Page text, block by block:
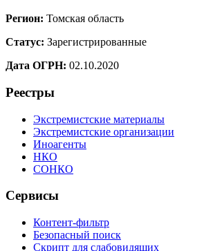
Регион: Томская область
Статус: Зарегистрированные
Дата ОГРН: 02.10.2020
Реестры
Экстремистские материалы
Экстремистские организации
Иноагенты
НКО
СОНКО
Сервисы
Контент-фильтр
Безопасный поиск
Скрипт для слабовидящих